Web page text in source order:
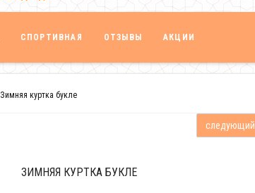
СПОРТИВНАЯ ОТЗЫВЫ АКЦИИ
Зимняя куртка букле
следующий
ЗИМНЯЯ КУРТКА БУКЛЕ